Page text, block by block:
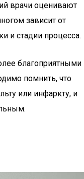
врачи оценивают
зависит от
и стадии процесса.
благоприятными
помнить, что
или инфаркту, и